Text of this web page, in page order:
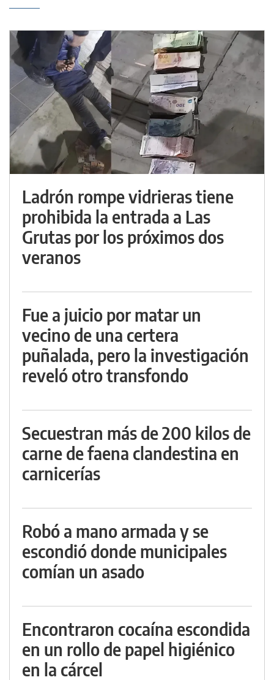
Ladrón rompe vidrieras tiene
prohibida la entrada a Las
Grutas por los próximos dos
veranos
Fue a juicio por matar un
vecino de una certera
puñalada, pero la investigación
reveló otro transfondo
Secuestran más de 200 kilos de
carne de faena clandestina en
carnicerías
Robó a mano armada y se
escondió donde municipales
comían un asado
Encontraron cocaína escondida
en un rollo de papel higiénico
en la cárcel